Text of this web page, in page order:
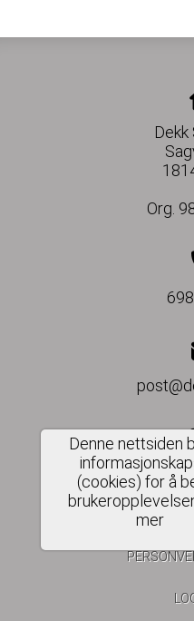
Dekk
Org.
Del
Denne nettsiden
(cookies) for å
mer